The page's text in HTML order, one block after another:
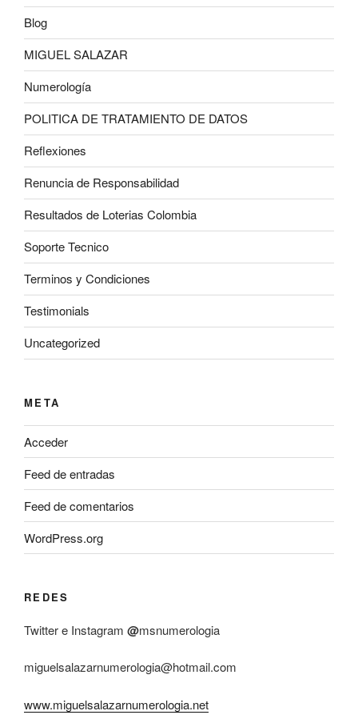
Blog
MIGUEL SALAZAR
Numerología
POLITICA DE TRATAMIENTO DE DATOS
Reflexiones
Renuncia de Responsabilidad
Resultados de Loterias Colombia
Soporte Tecnico
Terminos y Condiciones
Testimonials
Uncategorized
META
Acceder
Feed de entradas
Feed de comentarios
WordPress.org
REDES
Twitter e Instagram @msnumerologia
miguelsalazarnumerologia@hotmail.com
www.miguelsalazarnumerologia.net